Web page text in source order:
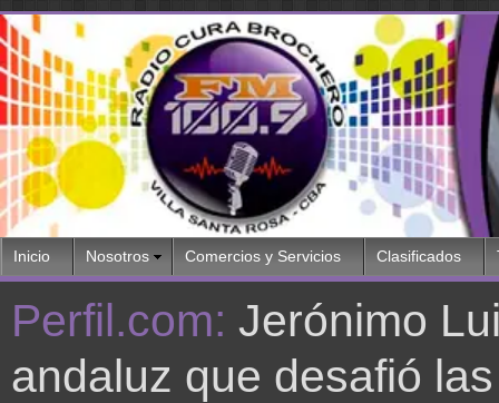
Inicio Nosotros Comercios y Servicios Clasificados
Perfil.com: Jerónimo
andaluz que desafió